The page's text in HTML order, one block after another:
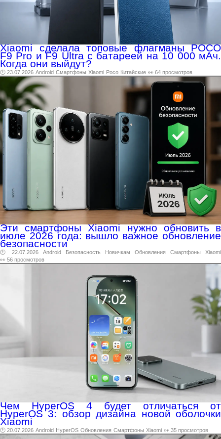
Xiaomi сделала топовые флагманы POCO
F9 Pro и F9 Ultra с батареей на 10 000 мАч.
Когда они выйдут?
🕑 23.07.2026 Android Смартфоны Xiaomi Poco Китайские 👀 64 просмотров
Эти смартфоны Xiaomi нужно обновить в
июле 2026 года: вышло важное обновление
безопасности
🕑 22.07.2026 Android Безопасность Новичкам Обновления Смартфоны
Xiaomi
👀 56 просмотров
Чем HyperOS 4 будет отличаться от
HyperOS 3: обзор дизайна новой оболочки
Xiaomi
🕑 20.07.2026 Android HyperOS Обновления Смартфоны Xiaomi 👀 35 просмотров